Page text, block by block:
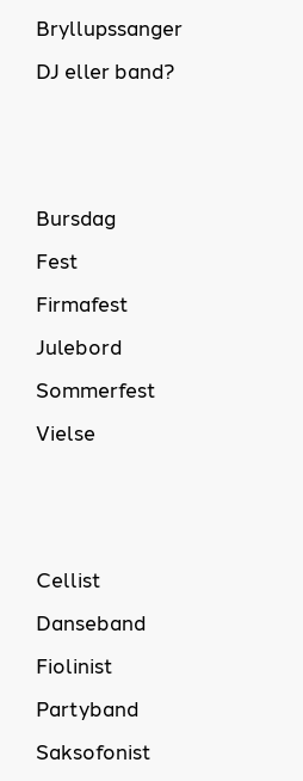
Bryllupssanger
DJ eller band?
Bursdag
Fest
Firmafest
Julebord
Sommerfest
Vielse
Cellist
Danseband
Fiolinist
Partyband
Saksofonist